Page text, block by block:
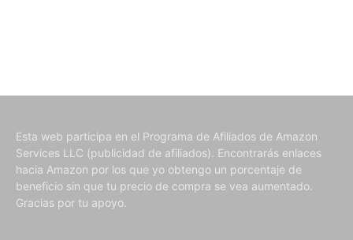
Esta web participa en el Programa de Afiliados de Amazon
Services LLC (publicidad de afiliados). Encontrarás enlaces
hacia Amazon por los que yo obtengo un porcentaje de
beneficio sin que tu precio de compra se vea aumentado.
Gracias por tu apoyo.